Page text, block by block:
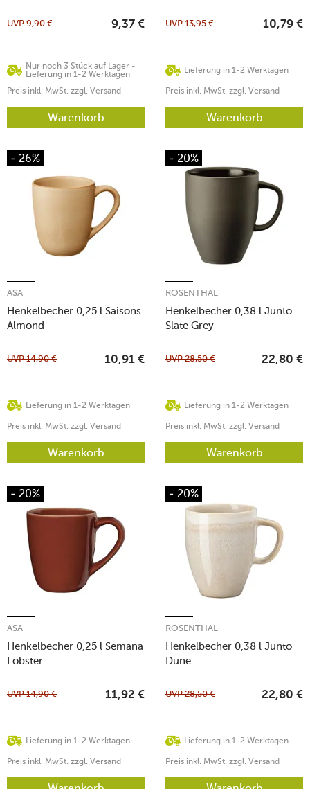
Nur noch 3 Stück auf Lager -
Lieferung in 1-2 Werktagen
UVP9,90 € 9,37 €
Preis inkl. MwSt. zzgl. Versand
Warenkorb
Lieferung in 1-2 Werktagen
UVP13,95 € 10,79 €
Preis inkl. MwSt. zzgl. Versand
Warenkorb
- 26%
Henkelbecher 0,25 l Saisons
Almond
ASA
Lieferung in 1-2 Werktagen
UVP14,90 € 10,91 €
Preis inkl. MwSt. zzgl. Versand
Warenkorb
- 20%
Henkelbecher 0,38 l Junto
Slate Grey
ROSENTHAL
Lieferung in 1-2 Werktagen
UVP28,50 € 22,80 €
Preis inkl. MwSt. zzgl. Versand
Warenkorb
- 20%
Henkelbecher 0,25 l Semana
Lobster
ASA
Lieferung in 1-2 Werktagen
UVP14,90 € 11,92 €
Preis inkl. MwSt. zzgl. Versand
- 20%
Henkelbecher 0,38 l Junto
Dune
ROSENTHAL
Lieferung in 1-2 Werktagen
UVP28,50 € 22,80 €
Preis inkl. MwSt. zzgl. Versand